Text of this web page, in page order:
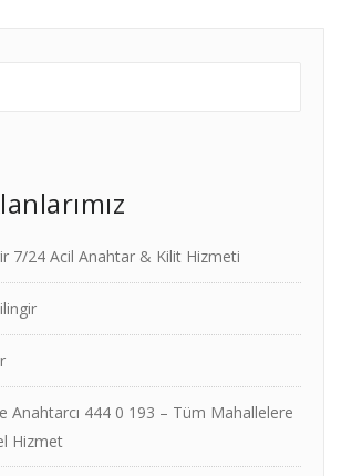
7/24 Acil Anahtar & Kilit Hizmeti
Anahtarcı 444 0 193 – Tüm Mahallelere
Hizmet